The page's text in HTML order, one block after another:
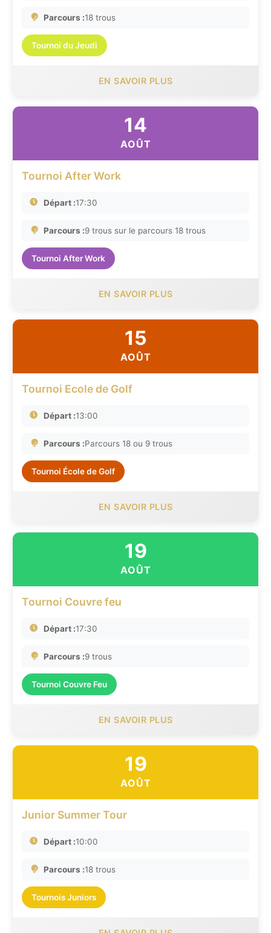
Parcours :18 trous
Tournoi du Jeudi
EN SAVOIR PLUS
14
AOÛT
Tournoi After Work
Départ :17:30
Parcours :9 trous sur le parcours 18 trous
Tournoi After Work
EN SAVOIR PLUS
15
AOÛT
Tournoi Ecole de Golf
Départ :13:00
Parcours :Parcours 18 ou 9 trous
Tournoi École de Golf
EN SAVOIR PLUS
19
AOÛT
Tournoi Couvre feu
Départ :17:30
Parcours :9 trous
Tournoi Couvre Feu
EN SAVOIR PLUS
19
AOÛT
Junior Summer Tour
Départ :10:00
Parcours :18 trous
Tournois Juniors